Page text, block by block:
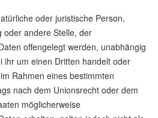
oder juristische Person,
oder andere Stelle, der
offengelegt werden, unabhängig
ihr um einen Dritten handelt oder
Rahmen eines bestimmten
nach dem Unionsrecht oder dem
möglicherweise